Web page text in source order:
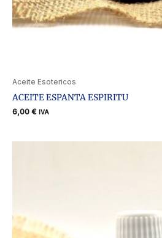
Aceite Esotericos
ACEITE ESPANTA ESPIRITU
6,00 € IVA